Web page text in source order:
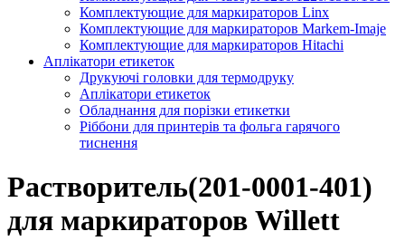
Комплектующие для маркираторов Linx
Комплектующие для маркираторов Markem-Imaje
Комплектующие для маркираторов Hitachi
Аплікатори етикеток
Друкуючі головки для термодруку
Аплікатори етикеток
Обладнання для порізки етикетки
Ріббони для принтерів та фольга гарячого
тиснення
Растворитель(201-0001-401)
для маркираторов Willett